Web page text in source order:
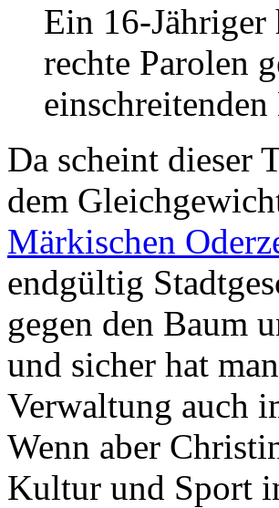
Ein 16-Jähriger
rechte Parolen
Da scheint dieser
dem
Märkischen
endgültig
gegen den Baum
und sicher hat
Verwaltung auch
Wenn aber
Kultur und Sport